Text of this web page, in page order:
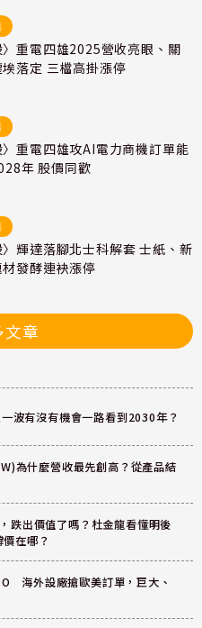
〉重電四雄2025營收亮眼、關
落定 三檔高掛漲停
〉重電四雄攻AI電力商機訂單能
年 股價同歡
〉輝達落腳北士科解套 士紙、新
發酵連袂漲停
文章
波有沒有機會一路看到2030年？
為什麼營收最先創高？從產品結
跌出價值了嗎？杜金龍看懂明後
在哪？
海外設廠搶歐美訂單，巨大、